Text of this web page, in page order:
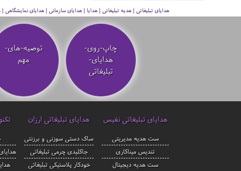
هدایای تبلیغاتی | هدیه تبلیغاتی | هدایا | هدایای سازمانی | هدایای
چاپ-روی-
هدایای-
تبلیغاتی
توصیه‌-های-
مهم
هدایای تبلیغاتی نفیس
ست هدیه مدیریتی
تندیس میناکاری
ست هدیه دیجیتال
هدایای تبلیغاتی ارزان
ساک دستی سوزنی و برزنتی
جاکلیدی چرمی تبلیغاتی
خودکار پلاستیکی تبلیغاتی